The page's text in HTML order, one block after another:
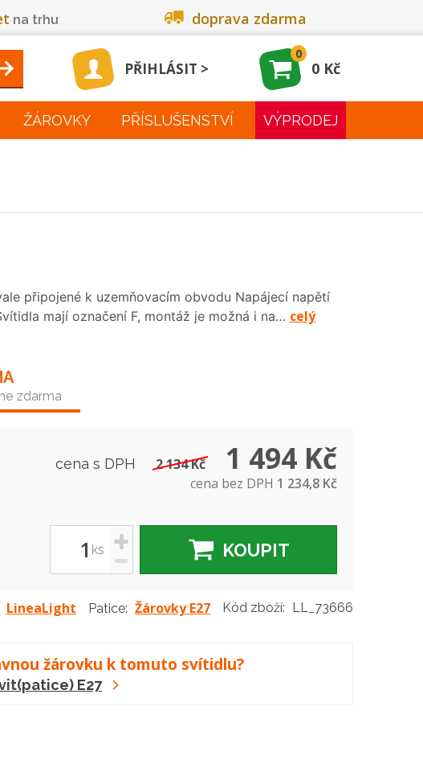
na trhu doprava zdarma
PŘIHLÁSIT
0
0 Kč
ŽÁROVKY PŘÍSLUŠENSTVÍ VÝPRODEJ
připojené k uzemňovacím obvodu Napájecí napětí
mají označení F, montáž je možná i na… celý
zdarma
cena s DPH 2 134 Kč 1 494 Kč
cena bez DPH 1 234,8 Kč
ks
+
-
KOUPIT
LineaLight Patice: Žárovky E27 Kód zboží: LL_73666
žárovku k tomuto svítidlu?
E27